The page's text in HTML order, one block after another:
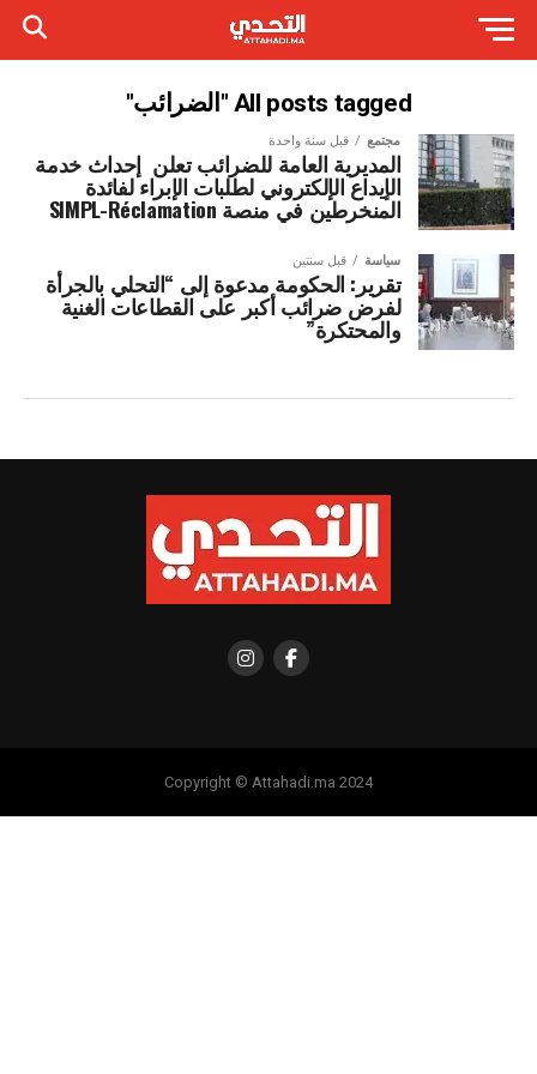
All posts tagged "الضرائب"
مجتمع قبل سنة واحدة
المديرية العامة للضرائب تعلن إحداث خدمة
الإيداع الإلكتروني لطلبات الإبراء لفائدة
المنخرطين في منصة SIMPL-Réclamation
سياسة قبل سنتين
تقرير: الحكومة مدعوة إلى “التحلي بالجرأة
لفرض ضرائب أكبر على القطاعات الغنية
والمحتكرة”
Copyright © Attahadi.ma 2024